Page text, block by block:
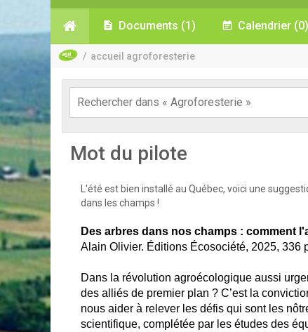
Documents (1) Calendrier (0)
/ accueil agroforesterie
Mot du pilote
L'été est bien installé au Québec, voici une
dans les champs !
Des arbres dans nos champs : comment
Alain Olivier. Éditions Écosociété, 2025, 336
Dans la révolution agroécologique aussi
des alliés de premier plan ? C’est la
nous aider à relever les défis qui sont les
scientifique, complétée par les études des